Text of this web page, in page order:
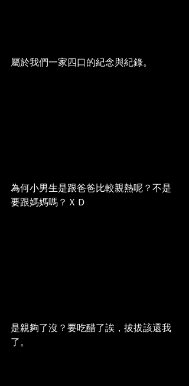
屬於我們一家四口的紀念與紀錄。
為何小男生是跟爸爸比較親熱呢？不是
要跟媽媽嗎？ＸＤ
是親夠了沒？要吃醋了誒，拔拔該還我
了。